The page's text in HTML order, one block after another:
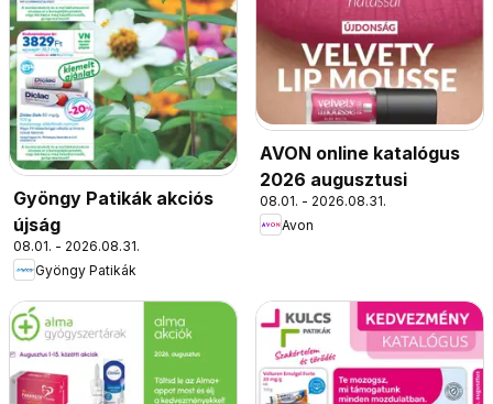
Gyöngy Patikák akciós
újság
08.01. - 2026.08.31.
Gyöngy Patikák
AVON online katalógus
2026 augusztusi
08.01. - 2026.08.31.
Avon